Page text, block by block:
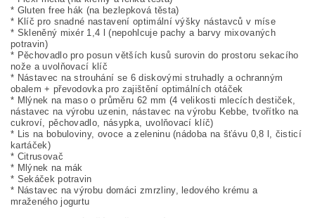
* Gluten free hák (na bezlepková těsta)
* Klíč pro snadné nastavení optimální výšky nástavců v míse
* Skleněný mixér 1,4 l (nepohlcuje pachy a barvy mixovaných
potravin)
* Pěchovadlo pro posun větších kusů surovin do prostoru sekacího
nože a uvolňovací klíč
* Nástavec na strouhání se 6 diskovými struhadly a ochranným
obalem + převodovka pro zajištění optimálních otáček
* Mlýnek na maso o průměru 62 mm (4 velikosti mlecích destiček,
nástavec na výrobu uzenin, nástavec na výrobu Kebbe, tvořítko na
cukroví, pěchovadlo, násypka, uvolňovací klíč)
* Lis na bobuloviny, ovoce a zeleninu (nádoba na šťávu 0,8 l, čisticí
kartáček)
* Citrusovač
* Mlýnek na mák
* Sekáček potravin
* Nástavec na výrobu domáci zmrzliny, ledového krému a
mraženého jogurtu